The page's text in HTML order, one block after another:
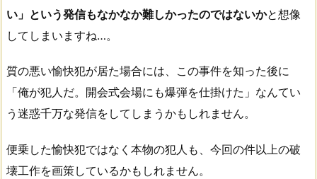
い」という発信もなかなか難しかったのではないかと想像
してしまいますね…。
質の悪い愉快犯が居た場合には、この事件を知った後に
「俺が犯人だ。開会式会場にも爆弾を仕掛けた」なんてい
う迷惑千万な発信をしてしまうかもしれません。
便乗した愉快犯ではなく本物の犯人も、今回の件以上の破
壊工作を画策しているかもしれません。